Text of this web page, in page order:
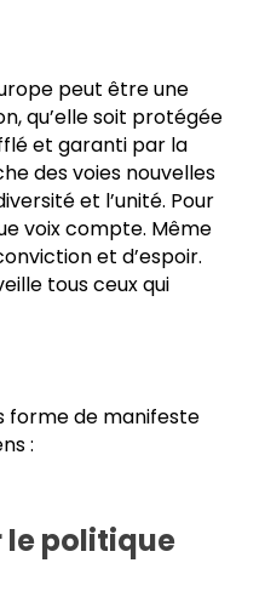
peut être une
qu’elle soit protégée
et garanti par la
des voies nouvelles
et l’unité. Pour
voix compte. Même
et d’espoir.
tous ceux qui
forme de manifeste
:
politique